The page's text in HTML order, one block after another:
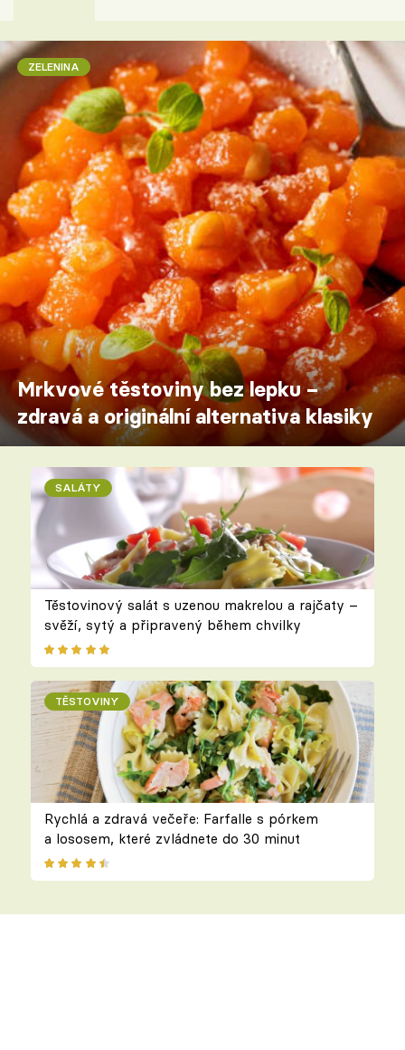
ZELENINA
Mrkvové těstoviny bez lepku –
zdravá a originální alternativa klasiky
SALÁTY
Těstovinový salát s uzenou makrelou a rajčaty –
svěží, sytý a připravený během chvilky
TĚSTOVINY
Rychlá a zdravá večeře: Farfalle s pórkem
a lososem, které zvládnete do 30 minut